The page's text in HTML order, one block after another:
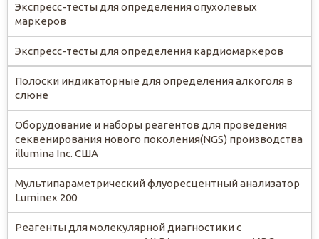
Экспресс-тесты для определения опухолевых
маркеров
Экспресс-тесты для определения кардиомаркеров
Полоски индикаторные для определения алкоголя в
слюне
Оборудование и наборы реагентов для проведения
секвенирования нового поколения(NGS) производства
illumina Inc. США
Мультипараметрический флуоресцентный анализатор
Luminex 200
Реагенты для молекулярной диагностики с